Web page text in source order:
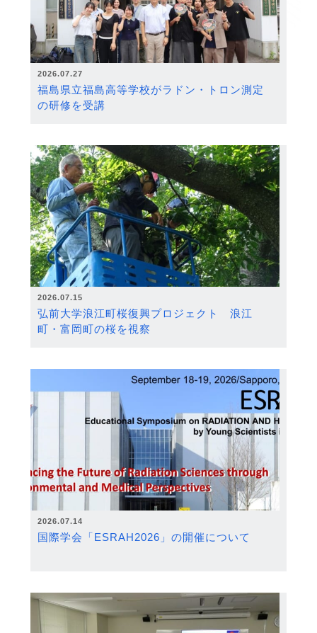
2026.07.27
福島県立福島高等学校がラドン・トロン測定
の研修を受講
2026.07.15
弘前大学浪江町桜復興プロジェクト 浪江
町・富岡町の桜を視察
2026.07.14
国際学会「ESRAH2026」の開催について